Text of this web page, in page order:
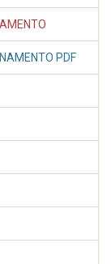
PDF